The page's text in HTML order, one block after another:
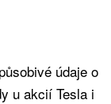
údaje o
u akcií Tesla i